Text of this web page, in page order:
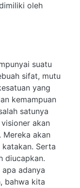
oleh
suatu
sifat, mutu
yang
kemampuan
satunya
akan
Mereka akan
Serta
diucapkan.
adanya
bahwa kita